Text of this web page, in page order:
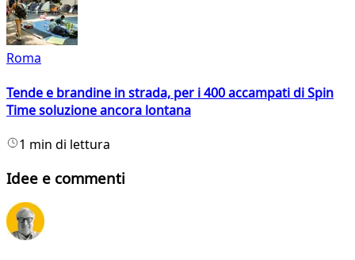
Roma
Tende e brandine in strada, per i 400 accampati di Spin
Time soluzione ancora lontana
1 min di lettura
Idee e commenti